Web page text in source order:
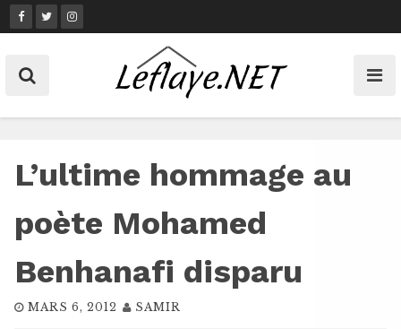
Skip
to
L’ultime hommage au
poète Mohamed
Benhanafi disparu
MARS 6, 2012 SAMIR